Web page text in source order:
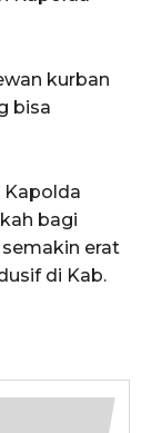
kurban
bisa
Kapolda
bagi
erat
di Kab.